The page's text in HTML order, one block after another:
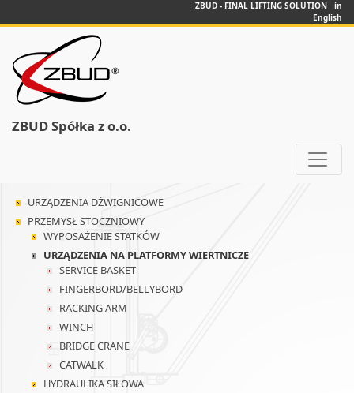
ZBUD - FINAL LIFTING SOLUTION in
English
ZBUD Spółka z o.o.
URZĄDZENIA DŹWIGNICOWE
PRZEMYSŁ STOCZNIOWY
WYPOSAŻENIE STATKÓW
URZĄDZENIA NA PLATFORMY WIERTNICZE
SERVICE BASKET
FINGERBORD/BELLYBORD
RACKING ARM
WINCH
BRIDGE CRANE
CATWALK
HYDRAULIKA SIŁOWA